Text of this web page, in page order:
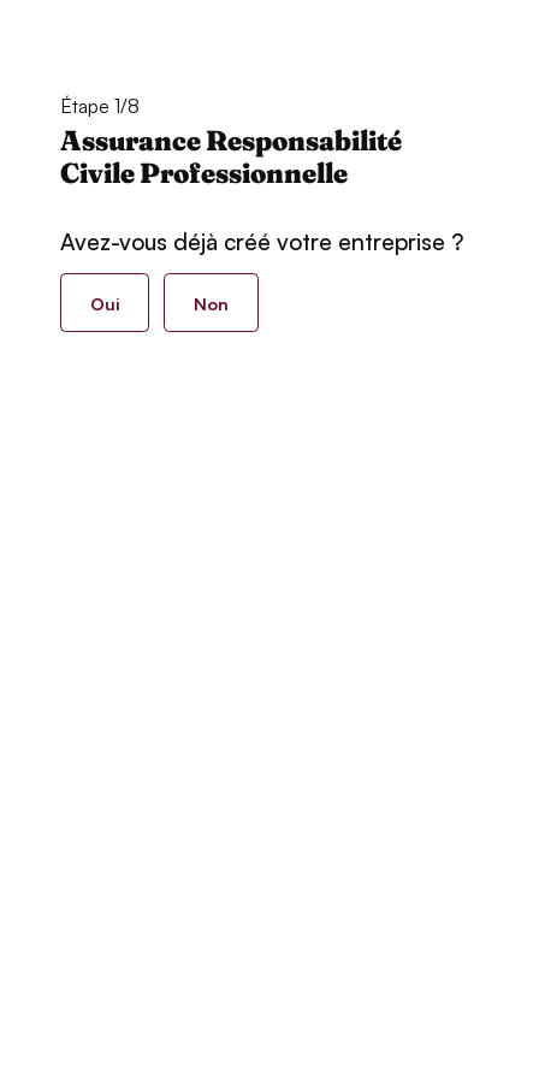
Étape 1/8
Assurance Responsabilité
Civile Professionnelle
Avez-vous déjà créé votre entreprise ?
Oui Non